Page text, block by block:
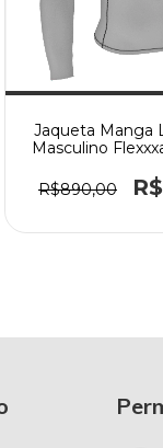
Jaqueta Manga
Masculino
R$890,00